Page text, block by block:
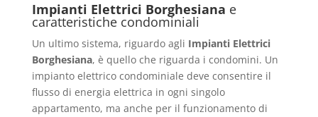
Impianti Elettrici Borghesiana e
caratteristiche condominiali
Un ultimo sistema, riguardo agli Impianti Elettrici
Borghesiana, è quello che riguarda i condomini. Un
impianto elettrico condominiale deve consentire il
flusso di energia elettrica in ogni singolo
appartamento, ma anche per il funzionamento di